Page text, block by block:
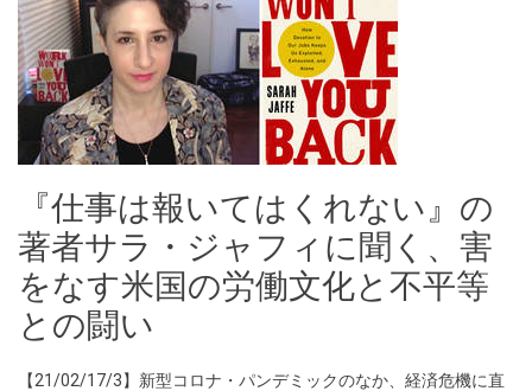
『仕事は報いてはくれない』の
著者サラ・ジャフィに聞く、害
をなす米国の労働文化と不平等
との闘い
【21/02/17/3】新型コロナ・パンデミックのなか、経済危機に直